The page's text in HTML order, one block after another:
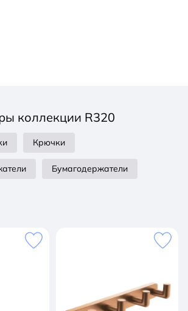
коллекции R320
Крючки
Бумагодержатели